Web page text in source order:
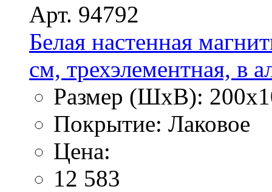
Арт. 94792
Белая настенная
см, трехэлементная, в
Размер (ШхВ):
Покрытие: Лаковое
Цена:
12 583